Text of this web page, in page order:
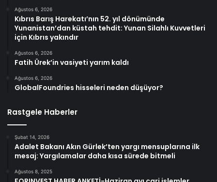
Ağustos 6, 2026
Kıbrıs Barış Harekatı’nın 52. yıl dönümünde
Yunanistan’dan küstah tehdit: Yunan Silahlı Kuvvetleri
için Kıbrıs yakındır
Ağustos 6, 2026
Fatih Ürek’in vasiyeti yarım kaldı
Ağustos 6, 2026
GlobalFoundries hisseleri neden düşüyor?
Rastgele Haberler
Şubat 14, 2026
Adalet Bakanı Akın Gürlek’ten yargı mensuplarına ilk
mesaj: Yargılamalar daha kısa sürede bitmeli
Ağustos 8, 2025